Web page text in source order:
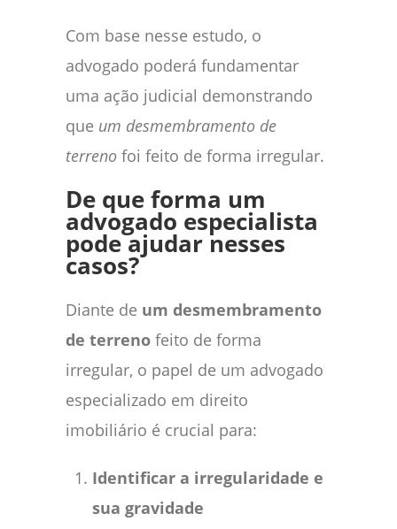
Com base nesse estudo, o
advogado poderá fundamentar
uma ação judicial demonstrando
que um desmembramento de
terreno foi feito de forma irregular.
De que forma um
advogado especialista
pode ajudar nesses
casos?
Diante de um desmembramento
de terreno feito de forma
irregular, o papel de um advogado
especializado em direito
imobiliário é crucial para:
Identificar a irregularidade e
sua gravidade